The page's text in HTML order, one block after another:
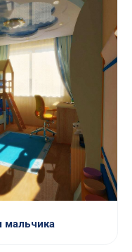
мальчика